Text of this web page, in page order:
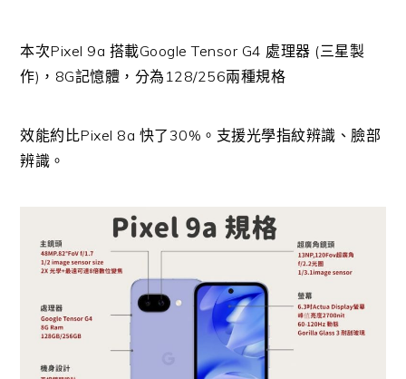
本次Pixel 9a 搭載Google Tensor G4 處理器 (三星製
作)，8G記憶體，分為128/256兩種規格
效能約比Pixel 8a 快了30%。支援光學指紋辨識、臉部
辨識。